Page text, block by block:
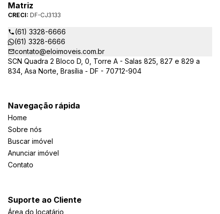
Matriz
CRECI: DF-CJ3133
(61) 3328-6666
(61) 3328-6666
contato@eloimoveis.com.br
SCN Quadra 2 Bloco D, 0, Torre A - Salas 825, 827 e 829 a
834, Asa Norte, Brasília - DF - 70712-904
Navegação rápida
Home
Sobre nós
Buscar imóvel
Anunciar imóvel
Contato
Suporte ao Cliente
Área do locatário